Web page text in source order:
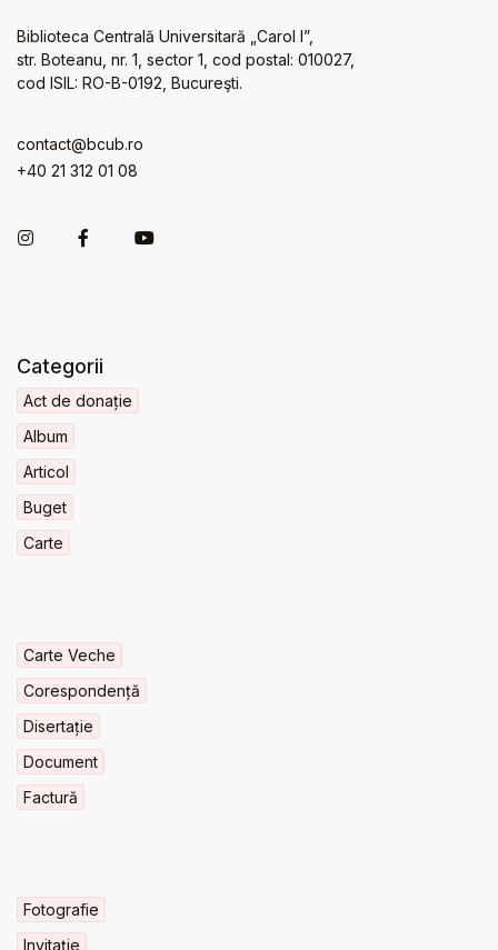
Biblioteca Centrală Universitară „Carol I”,
str. Boteanu, nr. 1, sector 1, cod postal: 010027,
cod ISIL: RO-B-0192, Bucureşti.
contact@bcub.ro
+40 21 312 01 08
Categorii
Act de donație
Album
Articol
Buget
Carte
Carte Veche
Corespondență
Disertație
Document
Factură
Fotografie
Invitaţie